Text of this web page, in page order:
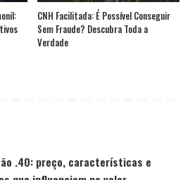
CNH Facilitada: É Possível Conseguir
Sem Fraude? Descubra Toda a
Verdade
.40: preço, características e